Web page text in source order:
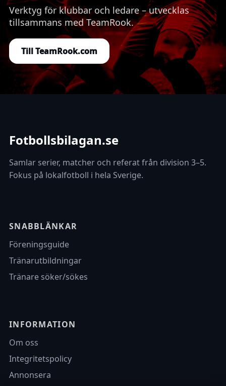
Verktyg för klubbar och ledare – utvecklas
tillsammans med TeamRook.
Till TeamRook.com
Fotbollsbilagan.se
Samlar serier, matcher och referat från division 3–5.
Fokus på lokalfotboll i hela Sverige.
SNABBLÄNKAR
Föreningsguide
Tränarutbildningar
Tränare söker/sökes
INFORMATION
Om oss
Integritetspolicy
Annonsera